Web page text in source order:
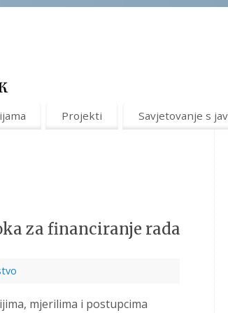
Projekti Savjetovanje s
za financiranje rada
mjerilima i postupcima